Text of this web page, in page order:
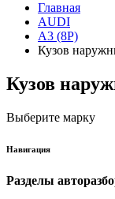
Главная
AUDI
A3 (8P)
Кузов
Кузов
Выберите марку
Навигация
Разделы